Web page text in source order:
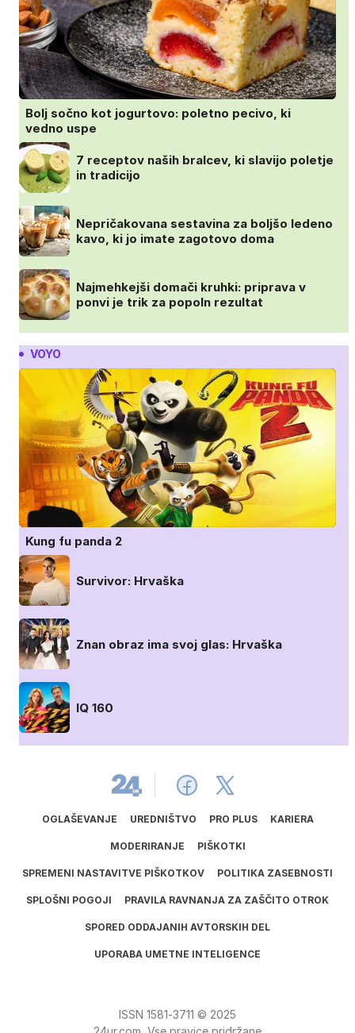
Bolj sočno kot jogurtovo: poletno pecivo, ki
vedno uspe
7 receptov naših bralcev, ki slavijo poletje
in tradicijo
Nepričakovana sestavina za boljšo ledeno
kavo, ki jo imate zagotovo doma
Najmehkejši domači kruhki: priprava v
ponvi je trik za popoln rezultat
VOYO
Kung fu panda 2
Survivor: Hrvaška
Znan obraz ima svoj glas: Hrvaška
IQ 160
OGLAŠEVANJE UREDNIŠTVO PRO PLUS KARIERA
MODERIRANJE PIŠKOTKI
SPREMENI NASTAVITVE PIŠKOTKOV POLITIKA ZASEBNOSTI
SPLOŠNI POGOJI PRAVILA RAVNANJA ZA ZAŠČITO OTROK
SPORED ODDAJANIH AVTORSKIH DEL
UPORABA UMETNE INTELIGENCE
ISSN 1581‑3711 © 2025